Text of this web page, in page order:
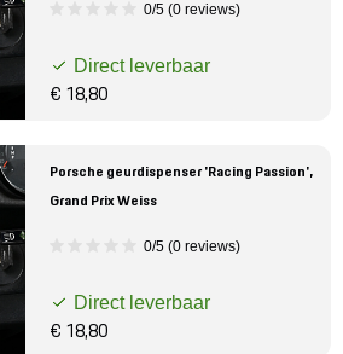
0/5 (0 reviews)
Direct leverbaar
€ 18,80
Porsche geurdispenser 'Racing Passion',
Grand Prix Weiss
0/5 (0 reviews)
Direct leverbaar
€ 18,80